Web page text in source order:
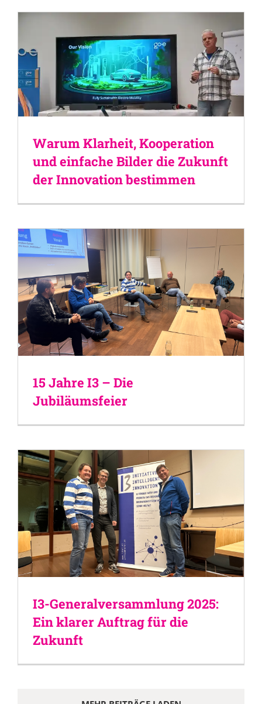
Warum Klarheit, Kooperation
und einfache Bilder die Zukunft
der Innovation bestimmen
15 Jahre I3 – Die
Jubiläumsfeier
I3-Generalversammlung 2025:
Ein klarer Auftrag für die
Zukunft